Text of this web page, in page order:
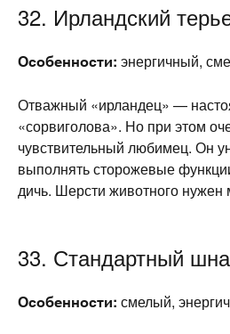
32. Ирландский
Особенности: энергичный,
Отважный «ирландец» —
«сорвиголова». Но при этом
чувствительный любимец. Он
выполнять сторожевые
дичь. Шерсти животного
33. Стандартный
Особенности: смелый,